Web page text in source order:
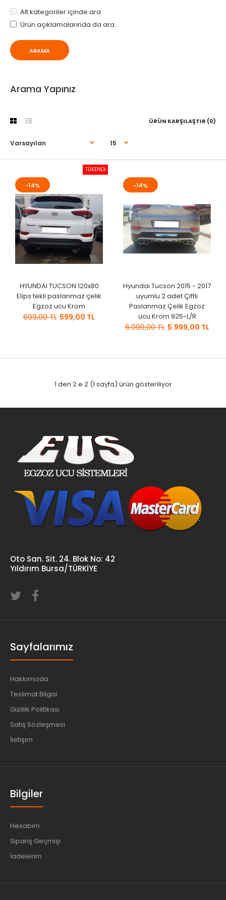
Alt kategoriler içinde ara
Ürün açıklamalarında da ara.
Arama Yapınız
ÜRÜN KARŞILAŞTIR (0)
TÜKENDİ
-14%
HYUNDAI TUCSON 120x80
Elips tekli paslanmaz çelik
Egzoz ucu Krom
699,00 TL 599,00 TL
-14%
Hyundai Tucson 2015 - 2017
uyumlu 2 adet Çiftli
Paslanmaz Çelik Egzoz
ucu Krom 925-L/R
6.999,00 TL 5.999,00 TL
1 den 2 e 2 (1 sayfa) ürün gösteriliyor
Oto San. Sit. 24. Blok No: 42
Yıldırım Bursa/TÜRKİYE
Sayfalarımız
Hakkımızda
Teslimat Bilgisi
Gizlilik Politikası
Satış Sözleşmesi
İletişim
Bilgiler
Hesabım
Sipariş Geçmişi
İadelerim